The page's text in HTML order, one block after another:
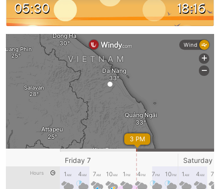
05:30 18:16